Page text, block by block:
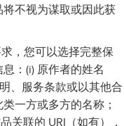
不视为谋取或因此获
，您可以选择完整保
：(i) 原作者的姓名
、服务条款或以其他合
一方或多方的名称；
关联的 URI（如有），